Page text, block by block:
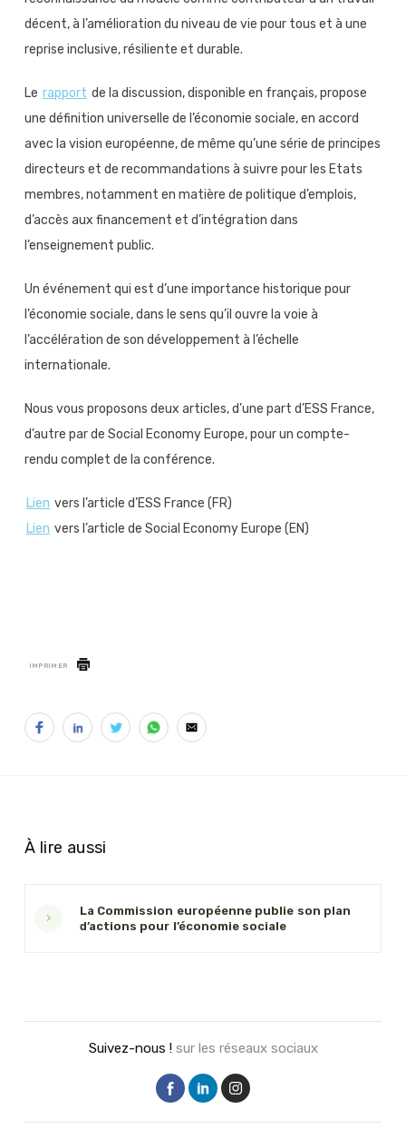
décent, à l’amélioration du niveau de vie pour tous et à une
reprise inclusive, résiliente et durable.
Le rapport de la discussion, disponible en français, propose
une définition universelle de l’économie sociale, en accord
avec la vision européenne, de même qu’une série de principes
directeurs et de recommandations à suivre pour les Etats
membres, notamment en matière de politique d’emplois,
d’accès aux financement et d’intégration dans
l’enseignement public.
Un événement qui est d’une importance historique pour
l’économie sociale, dans le sens qu’il ouvre la voie à
l’accélération de son développement à l’échelle
internationale.
Nous vous proposons deux articles, d’une part d’ESS France,
d’autre par de Social Economy Europe, pour un compte-
rendu complet de la conférence.
Lien vers l’article d’ESS France (FR)
Lien vers l’article de Social Economy Europe (EN)
IMPRIMER
À lire aussi
›
La Commission européenne publie son plan
d’actions pour l’économie sociale
Suivez-nous ! sur les réseaux sociaux